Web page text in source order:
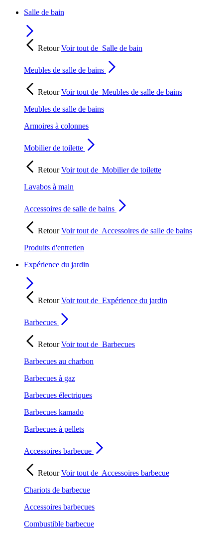
Salle de bain
RetourVoir tout de Salle de bain
Meubles de salle de bains
RetourVoir tout de Meubles de salle de bains
Meubles de salle de bains
Armoires à colonnes
Mobilier de toilette
RetourVoir tout de Mobilier de toilette
Lavabos à main
Accessoires de salle de bains
RetourVoir tout de Accessoires de salle de bains
Produits d'entretien
Expérience du jardin
RetourVoir tout de Expérience du jardin
Barbecues
RetourVoir tout de Barbecues
Barbecues au charbon
Barbecues à gaz
Barbecues électriques
Barbecues kamado
Barbecues à pellets
Accessoires barbecue
RetourVoir tout de Accessoires barbecue
Chariots de barbecue
Accessoires barbecues
Combustible barbecue